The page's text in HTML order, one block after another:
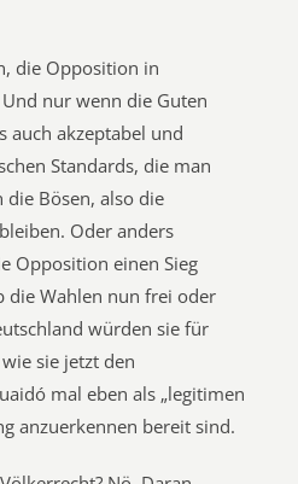
die Opposition in
nur wenn die Guten
auch akzeptabel und
Standards, die man
Bösen, also die
Oder anders
Opposition einen Sieg
die Wahlen nun frei oder
würden sie für
sie jetzt den
mal eben als „legitimen
anzuerkennen bereit sind.